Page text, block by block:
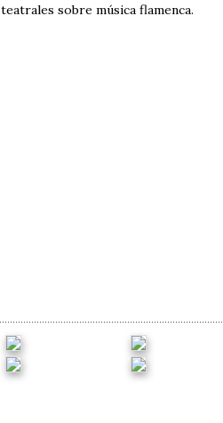
teatrales sobre música flamenca.